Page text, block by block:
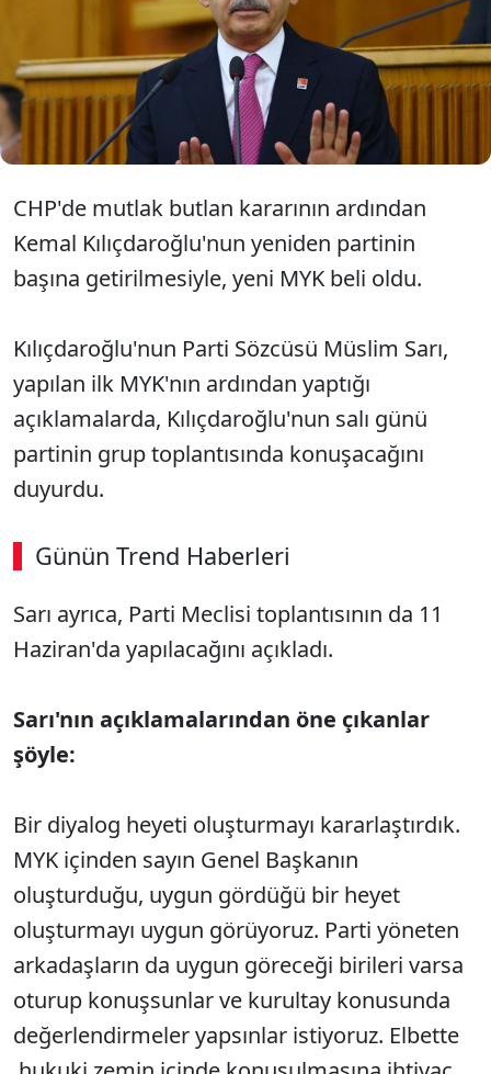
Kemal Kılıçdaroğlu'nun CHP Grubunda
konuşacağını açıkladı. Sarı, Özgür Özel'in de grup
toplantısında konuşmak istemesi durumunda ne
olacağına yönelik soruyu ise "Böyle bir şey
imkansız" yanıtı verdi.
CHP'de mutlak butlan kararının ardından
Kemal Kılıçdaroğlu'nun yeniden partinin
başına getirilmesiyle, yeni MYK beli oldu.
Kılıçdaroğlu'nun Parti Sözcüsü Müslim Sarı,
yapılan ilk MYK'nın ardından yaptığı
açıklamalarda, Kılıçdaroğlu'nun salı günü
partinin grup toplantısında konuşacağını
duyurdu.
Günün Trend Haberleri
Sarı ayrıca, Parti Meclisi toplantısının da 11
Haziran'da yapılacağını açıkladı.
Sarı'nın açıklamalarından öne çıkanlar
şöyle:
Bir diyalog heyeti oluşturmayı kararlaştırdık.
MYK içinden sayın Genel Başkanın
oluşturduğu, uygun gördüğü bir heyet
oluşturmayı uygun görüyoruz. Parti yöneten
arkadaşların da uygun göreceği birileri varsa
oturup konuşsunlar ve kurultay konusunda
değerlendirmeler yapsınlar istiyoruz. Elbette